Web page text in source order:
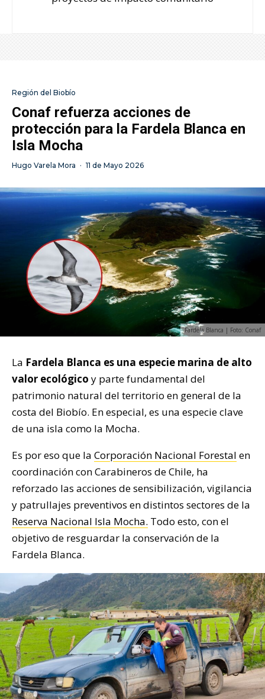
Región del Biobío
Conaf refuerza acciones de
protección para la Fardela Blanca en
Isla Mocha
Hugo Varela Mora · 11 de Mayo 2026
Fardela Blanca | Foto: Conaf
La Fardela Blanca es una especie marina de alto
valor ecológico y parte fundamental del
patrimonio natural del territorio en general de la
costa del Biobío. En especial, es una especie clave
de una isla como la Mocha.
Es por eso que la Corporación Nacional Forestal en
coordinación con Carabineros de Chile, ha
reforzado las acciones de sensibilización, vigilancia
y patrullajes preventivos en distintos sectores de la
Reserva Nacional Isla Mocha. Todo esto, con el
objetivo de resguardar la conservación de la
Fardela Blanca.